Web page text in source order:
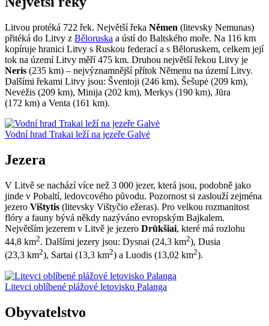
Litvou protéká 722 řek. Největší řeka Němen (litevsky Nemunas)
přitéká do Litvy z Běloruska a ústí do Baltského moře. Na 116 km
kopíruje hranici Litvy s Ruskou federací a s Běloruskem, celkem její
tok na území Litvy měří 475 km. Druhou největší řekou Litvy je
Neris (235 km) – nejvýznamnější přítok Němenu na území Litvy.
Dalšími řekami Litvy jsou: Šventoji (246 km), Šešupė (209 km),
Nevėžis (209 km), Minija (202 km), Merkys (190 km), Jūra
(172 km) a Venta (161 km).
Vodní hrad Trakai leží na jezeře Galvė
Jezera
V Litvě se nachází více než 3 000 jezer, která jsou, podobně jako
jinde v Pobaltí, ledovcového původu. Pozornost si zaslouží zejména
jezero Vištytis (litevsky Vištyčio ežeras). Pro velkou rozmanitost
flóry a fauny bývá někdy nazýváno evropským Bajkalem.
Největším jezerem v Litvě je jezero Drūkšiai, které má rozlohu
44,8 km2. Dalšími jezery jsou: Dysnai (24,3 km2), Dusia
(23,3 km2), Sartai (13,3 km2) a Luodis (13,02 km2).
Litevci oblíbené plážové letovisko Palanga
Obyvatelstvo